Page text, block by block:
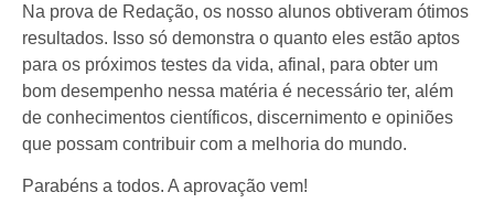
Na prova de Redação, os nosso alunos obtiveram ótimos
resultados. Isso só demonstra o quanto eles estão aptos
para os próximos testes da vida, afinal, para obter um
bom desempenho nessa matéria é necessário ter, além
de conhecimentos científicos, discernimento e opiniões
que possam contribuir com a melhoria do mundo.
Parabéns a todos. A aprovação vem!